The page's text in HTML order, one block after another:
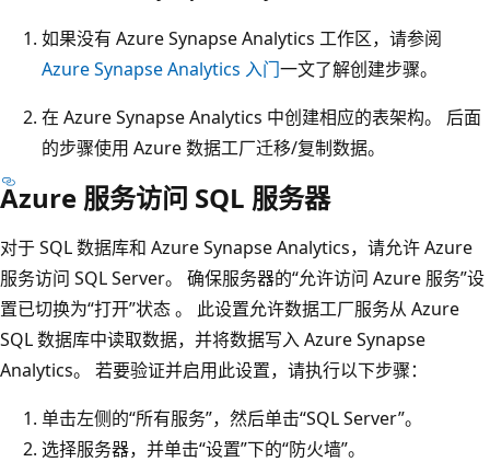
如果没有 Azure Synapse Analytics 工作区，请参阅
Azure Synapse Analytics 入门一文了解创建步骤。
在 Azure Synapse Analytics 中创建相应的表架构。 后面
的步骤使用 Azure 数据工厂迁移/复制数据。
Azure 服务访问 SQL 服务器
对于 SQL 数据库和 Azure Synapse Analytics，请允许 Azure
服务访问 SQL Server。 确保服务器的“允许访问 Azure 服务”设
置已切换为“打开”状态 。 此设置允许数据工厂服务从 Azure
SQL 数据库中读取数据，并将数据写入 Azure Synapse
Analytics。 若要验证并启用此设置，请执行以下步骤：
单击左侧的“所有服务”，然后单击“SQL Server”。
选择服务器，并单击“设置”下的“防火墙”。